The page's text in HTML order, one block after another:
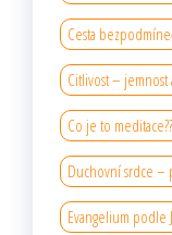
Cesta
Citlivost – jemnost
Co je to
Duchovní srdce –
Evangelium podle